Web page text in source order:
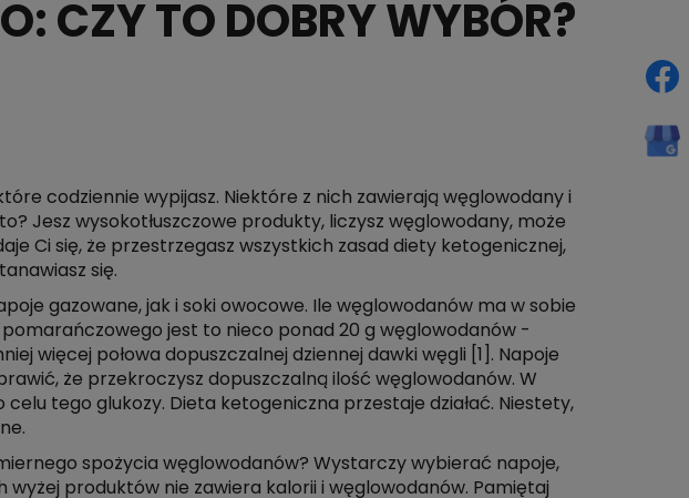
CZY TO DOBRY WYBÓR?
codziennie wypijasz. Niektóre z nich zawierają węglowodany i
Jesz wysokotłuszczowe produkty, liczysz węglowodany, może
Ci się, że przestrzegasz wszystkich zasad diety ketogenicznej,
się.
gazowane, jak i soki owocowe. Ile węglowodanów ma w sobie
jest to nieco ponad 20 g węglowodanów -
więcej połowa dopuszczalnej dziennej dawki węgli [1]. Napoje
że przekroczysz dopuszczalną ilość węglowodanów. W
tego glukozy. Dieta ketogeniczna przestaje działać. Niestety,
spożycia węglowodanów? Wystarczy wybierać napoje,
produktów nie zawiera kalorii i węglowodanów. Pamiętaj